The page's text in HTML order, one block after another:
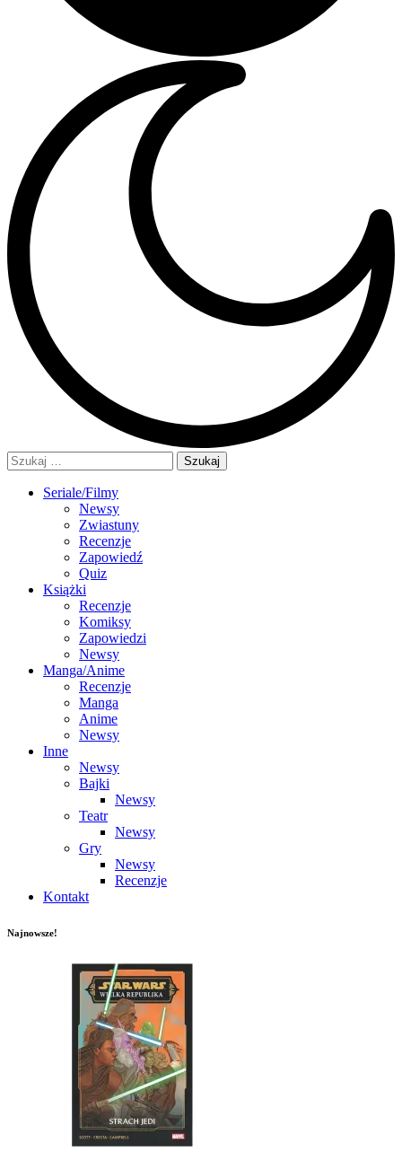
Szukaj:
Seriale/Filmy
Newsy
Zwiastuny
Recenzje
Zapowiedź
Quiz
Książki
Recenzje
Komiksy
Zapowiedzi
Newsy
Manga/Anime
Recenzje
Manga
Anime
Newsy
Inne
Newsy
Bajki
Newsy
Teatr
Newsy
Gry
Newsy
Recenzje
Kontakt
Najnowsze!